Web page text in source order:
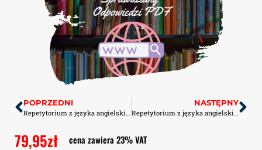
POPRZEDNI
Repetytorium z języka angielskiego dla liceów i techników Podst+Rozsz dwutomowe Pearson TOM 2 Kartkówki PDF
NASTĘPNY
Repetytorium z języka angielskiego dla liceów i techników Rozsz Wydanie Jednotomowe Pearson Kartkówki PDF
79,95zł cena zawiera 23% VAT